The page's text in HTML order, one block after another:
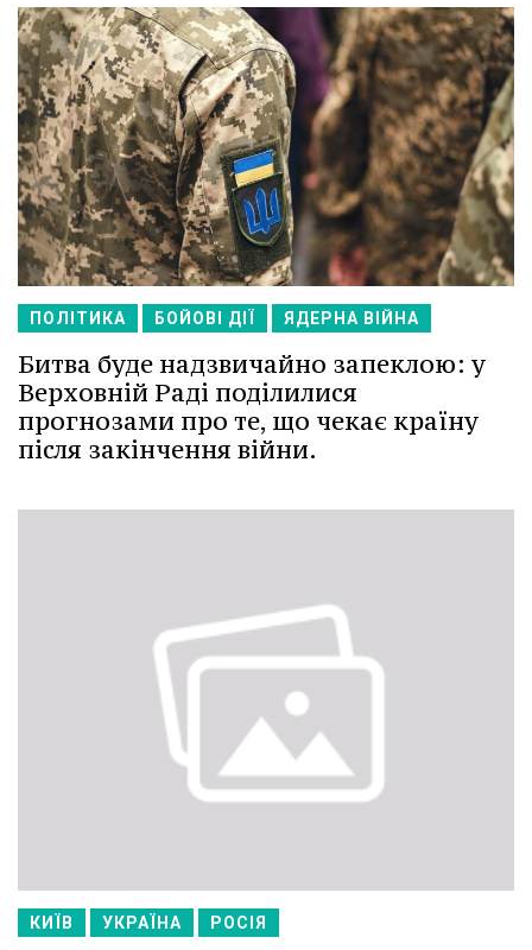
ПОЛІТИКА БОЙОВІ ДІЇ ЯДЕРНА ВІЙНА
Битва буде надзвичайно запеклою: у
Верховній Раді поділилися
прогнозами про те, що чекає країну
після закінчення війни.
КИЇВ УКРАЇНА РОСІЯ